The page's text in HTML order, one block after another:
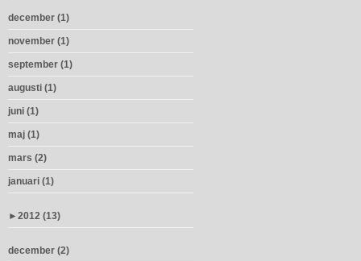
december (1)
november (1)
september (1)
augusti (1)
juni (1)
maj (1)
mars (2)
januari (1)
► 2012 (13)
december (2)